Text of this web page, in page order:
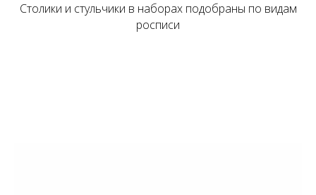
Столики и стульчики в наборах подобраны по видам
росписи